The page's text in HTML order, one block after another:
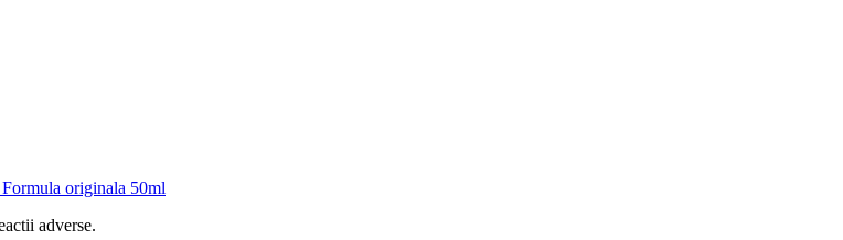
originala 50ml
adverse.